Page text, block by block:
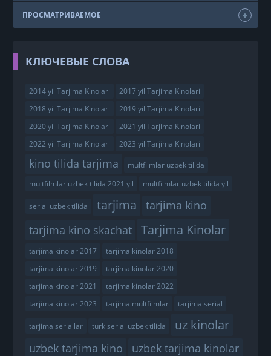
ПРОСМАТРИВАЕМОЕ
КЛЮЧЕВЫЕ СЛОВА
2014 yil Tarjima Kinolari
2017 yil Tarjima Kinolari
2018 yil Tarjima Kinolari
2019 yil Tarjima Kinolari
2020 yil Tarjima Kinolari
2021 yil Tarjima Kinolari
2022 yil Tarjima Kinolari
2023 yil Tarjima Kinolari
kino tilida tarjima
multfilmlar uzbek tilida
multfilmlar uzbek tilida 2021 yil
multfilmlar uzbek tilida yil
serial uzbek tilida tarjima
tarjima kino
tarjima kino skachat
Tarjima Kinolar
tarjima kinolar 2017
tarjima kinolar 2018
tarjima kinolar 2019
tarjima kinolar 2020
tarjima kinolar 2021
tarjima kinolar 2022
tarjima kinolar 2023
tarjima multfilmlar tarjima serial
tarjima seriallar turk serial uzbek tilida uz kinolar
uzbek tarjima kino uzbek tarjima kinolar